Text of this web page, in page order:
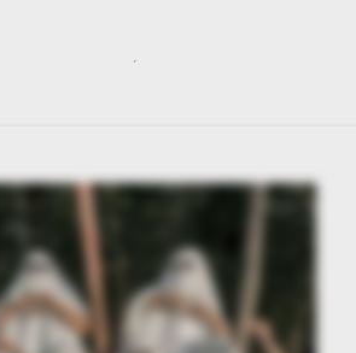
و از تجربه‌ی بی‌نظیر گروه سرگرمی تلگرامی ما لذت ببرید. برای